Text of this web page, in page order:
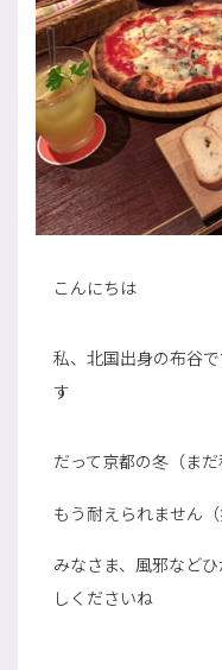
こんにちは
私、北国出身の布谷
す
だって京都の冬（ま
もう耐えられません（
みなさま、風邪など
しくださいね